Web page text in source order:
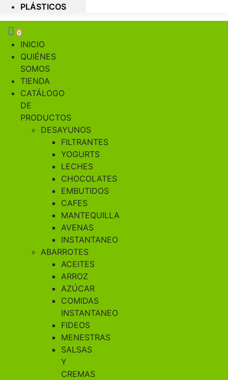
PLÁSTICOS
0
INICIO
QUIÉNES
SOMOS
TIENDA
CATÁLOGO
DE
PRODUCTOS
DESAYUNOS
FILTRANTES
YOGURTS
LECHES
CHOCOLATES
EMBUTIDOS
CAFES
MANTEQUILLA
AVENAS
INSTANTANEO
ABARROTES
ACEITES
ARROZ
AZÚCAR
COMIDAS
INSTANTANEO
FIDEOS
MENESTRAS
SALSAS
Y
CREMAS